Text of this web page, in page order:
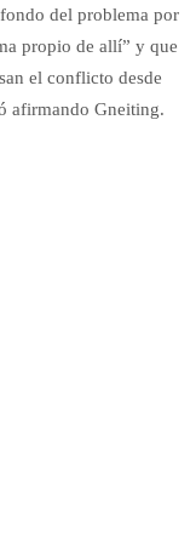
del problema por
propio de allí” y que
el conflicto desde
afirmando Gneiting.